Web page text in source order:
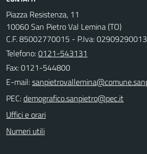
Piazza Resistenza, 11
10060 San Pietro Val Lemina (TO)
C.F. 85002770015 - P.Iva: 02909290013
Telefono:0121-543131
Fax: 0121-544800
E-mail:
PEC:
Uffici e orari
Numeri utili